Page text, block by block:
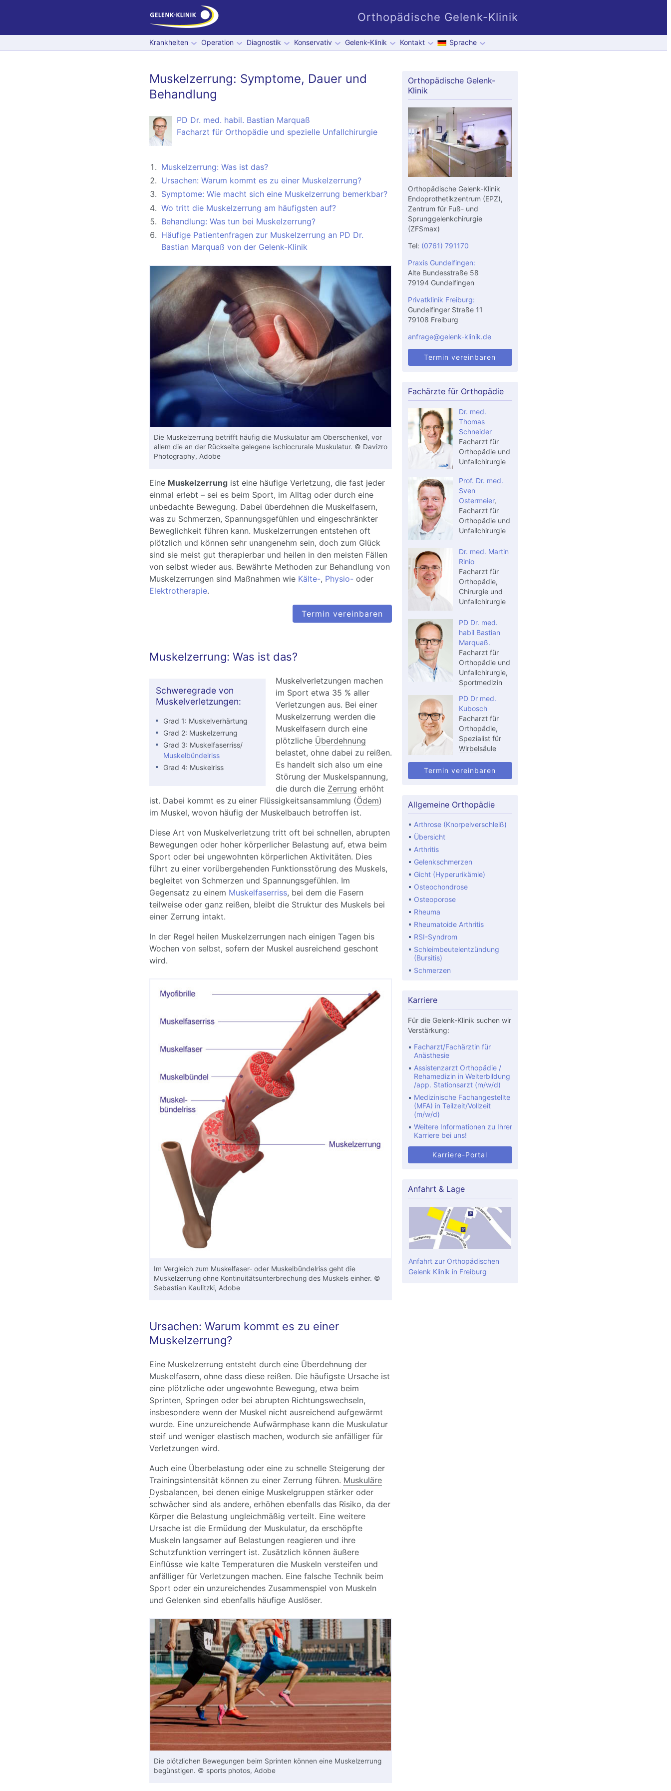
Orthopädische Gelenk-Klinik
Krankheiten Operation Diagnostik Konservativ Gelenk-Klinik Kontakt Sprache
Muskelzerrung: Symptome, Dauer und
Behandlung
PD Dr. med. habil. Bastian Marquaß
Facharzt für Orthopädie und spezielle Unfallchirurgie
Muskelzerrung: Was ist das?
Ursachen: Warum kommt es zu einer Muskelzerrung?
Symptome: Wie macht sich eine Muskelzerrung bemerkbar?
Wo tritt die Muskelzerrung am häufigsten auf?
Behandlung: Was tun bei Muskelzerrung?
Häufige Patientenfragen zur Muskelzerrung an PD Dr.
Bastian Marquaß von der Gelenk-Klinik
Die Muskelzerrung betrifft häufig die Muskulatur am Oberschenkel, vor
allem die an der Rückseite gelegene ischiocrurale Muskulatur. © Davizro
Photography, Adobe
Eine Muskelzerrungist eine häufige Verletzung, die fast jeder
einmal erlebt – sei es beim Sport, im Alltag oder durch eine
unbedachte Bewegung. Dabei überdehnen die Muskelfasern,
was zu Schmerzen, Spannungsgefühlen und eingeschränkter
Beweglichkeit führen kann. Muskelzerrungen entstehen oft
plötzlich und können sehr unangenehm sein, doch zum Glück
sind sie meist gut therapierbar und heilen in den meisten Fällen
von selbst wieder aus. Bewährte Methoden zur Behandlung von
Muskelzerrungen sind Maßnahmen wie Kälte-, Physio- oder
Elektrotherapie.
Termin vereinbaren
Muskelzerrung: Was ist das?
Schweregrade von
Muskelverletzungen:
Grad 1: Muskelverhärtung
Grad 2: Muskelzerrung
Grad 3: Muskelfaserriss/
Muskelbündelriss
Grad 4: Muskelriss
Muskelverletzungen machen
im Sport etwa 35 % aller
Verletzungen aus. Bei einer
Muskelzerrung werden die
Muskelfasern durch eine
plötzliche Überdehnung
belastet, ohne dabei zu reißen.
Es handelt sich also um eine
Störung der Muskelspannung,
die durch die Zerrung erhöht
ist. Dabei kommt es zu einer Flüssigkeitsansammlung (Ödem)
im Muskel, wovon häufig der Muskelbauch betroffen ist.
Diese Art von Muskelverletzung tritt oft bei schnellen, abrupten
Bewegungen oder hoher körperlicher Belastung auf, etwa beim
Sport oder bei ungewohnten körperlichen Aktivitäten. Dies
führt zu einer vorübergehenden Funktionsstörung des Muskels,
begleitet von Schmerzen und Spannungsgefühlen. Im
Gegensatz zu einem Muskelfaserriss, bei dem die Fasern
teilweise oder ganz reißen, bleibt die Struktur des Muskels bei
einer Zerrung intakt.
In der Regel heilen Muskelzerrungen nach einigen Tagen bis
Wochen von selbst, sofern der Muskel ausreichend geschont
wird.
Im Vergleich zum Muskelfaser- oder Muskelbündelriss geht die
Muskelzerrung ohne Kontinuitätsunterbrechung des Muskels einher. ©
Sebastian Kaulitzki, Adobe
Ursachen: Warum kommt es zu einer
Muskelzerrung?
Eine Muskelzerrung entsteht durch eine Überdehnung der
Muskelfasern, ohne dass diese reißen. Die häufigste Ursache ist
eine plötzliche oder ungewohnte Bewegung, etwa beim
Sprinten, Springen oder bei abrupten Richtungswechseln,
insbesondere wenn der Muskel nicht ausreichend aufgewärmt
wurde. Eine unzureichende Aufwärmphase kann die Muskulatur
steif und weniger elastisch machen, wodurch sie anfälliger für
Verletzungen wird.
Auch eine Überbelastung oder eine zu schnelle Steigerung der
Trainingsintensität können zu einer Zerrung führen. Muskuläre
Dysbalancen, bei denen einige Muskelgruppen stärker oder
schwächer sind als andere, erhöhen ebenfalls das Risiko, da der
Körper die Belastung ungleichmäßig verteilt. Eine weitere
Ursache ist die Ermüdung der Muskulatur, da erschöpfte
Muskeln langsamer auf Belastungen reagieren und ihre
Schutzfunktion verringert ist. Zusätzlich können äußere
Einflüsse wie kalte Temperaturen die Muskeln versteifen und
anfälliger für Verletzungen machen. Eine falsche Technik beim
Sport oder ein unzureichendes Zusammenspiel von Muskeln
und Gelenken sind ebenfalls häufige Auslöser.
Die plötzlichen Bewegungen beim Sprinten können eine Muskelzerrung
begünstigen. © sports photos, Adobe
Orthopädische Gelenk-
Klinik
Orthopädische Gelenk-Klinik
Endoprothetikzentrum (EPZ),
Zentrum für Fuß- und
Sprunggelenkchirurgie
(ZFSmax)
Tel: (0761) 791170
Praxis Gundelfingen:
Alte Bundesstraße 58
79194 Gundelfingen
Privatklinik Freiburg:
Gundelfinger Straße 11
79108 Freiburg
anfrage@gelenk-klinik.de
Termin vereinbaren
Fachärzte für Orthopädie
Dr. med.
Thomas
Schneider
Facharzt für
Orthopädieund
Unfallchirurgie
Prof. Dr. med.
Sven
Ostermeier,
Facharzt für
Orthopädie und
Unfallchirurgie
Dr. med. Martin
Rinio
Facharzt für
Orthopädie,
Chirurgie und
Unfallchirurgie
PD Dr. med.
habil Bastian
Marquaß.
Facharzt für
Orthopädie und
Unfallchirurgie,
Sportmedizin
PD Dr med.
Kubosch
Facharzt für
Orthopädie,
Spezialist für
Wirbelsäule
Termin vereinbaren
Allgemeine Orthopädie
Arthrose (Knorpelverschleiß)
Übersicht
Arthritis
Gelenkschmerzen
Gicht (Hyperurikämie)
Osteochondrose
Osteoporose
Rheuma
Rheumatoide Arthritis
RSI-Syndrom
Schleimbeutelentzündung
(Bursitis)
Schmerzen
Karriere
Für die Gelenk-Klinik suchen wir
Verstärkung:
Facharzt/Fachärztin für
Anästhesie
Assistenzarzt Orthopädie /
Rehamedizin in Weiterbildung
/app. Stationsarzt (m/w/d)
Medizinische Fachangestellte
(MFA) in Teilzeit/Vollzeit
(m/w/d)
Weitere Informationen zu Ihrer
Karriere bei uns!
Karriere-Portal
Anfahrt & Lage
Anfahrt zur Orthopädischen
Gelenk Klinik in Freiburg